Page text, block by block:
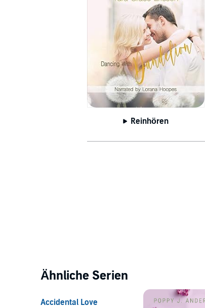
Reinhören
Ähnliche Serien
Accidental Love